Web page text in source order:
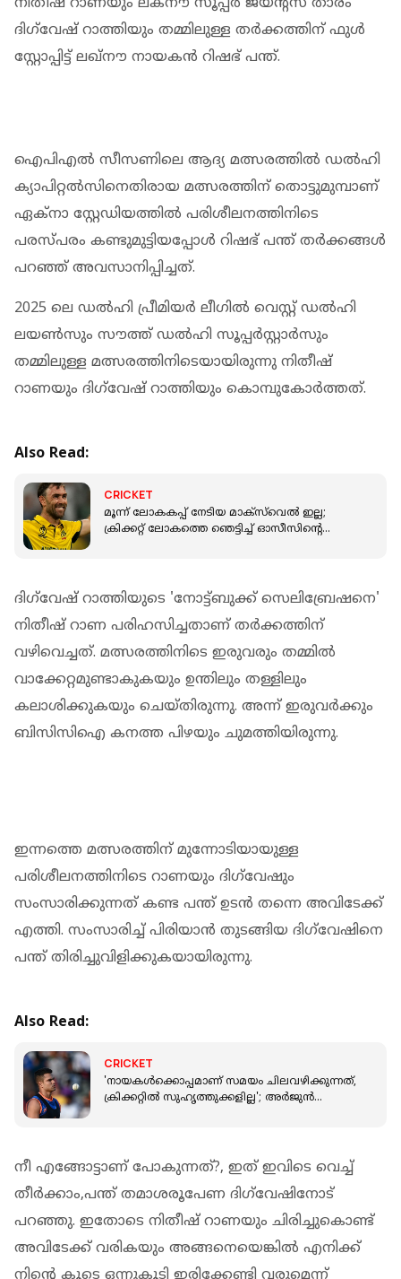
ദിഗ്‌വേഷ് റാത്തിയും തമ്മിലുള്ള തർക്കത്തിന് ഫുള്‍
സ്റ്റോപ്പിട്ട് ലഖ്‌നൗ നായകന്‍ റിഷഭ് പന്ത്.
ഐപിഎൽ സീസണിലെ ആദ്യ മത്സരത്തിൽ ഡൽഹി
ക്യാപിറ്റൽസിനെതിരായ മത്സരത്തിന് തൊട്ടുമുമ്പാണ്
ഏക്നാ സ്റ്റേഡിയത്തിൽ പരിശീലനത്തിനിടെ
പരസ്പരം കണ്ടുമുട്ടിയപ്പോള്‍ റിഷഭ് പന്ത് തര്‍ക്കങ്ങള്‍
പറഞ്ഞ് അവസാനിപ്പിച്ചത്.
2025 ലെ ഡൽഹി പ്രീമിയർ ലീഗിൽ വെസ്റ്റ് ഡൽഹി
ലയൺസും സൗത്ത് ഡൽഹി സൂപ്പർസ്റ്റാർസും
തമ്മിലുള്ള മത്സരത്തിനിടെയായിരുന്നു നിതീഷ്
റാണയും ദിഗ്‌വേഷ് റാത്തിയും കൊമ്പുകോര്‍ത്തത്.
Also Read:
CRICKET
മൂന്ന് ലോകകപ്പ് നേടിയ മാക്‌സ്‌വെൽ ഇല്ല;
ക്രിക്കറ്റ് ലോകത്തെ ഞെട്ടിച്ച് ഓസീസിന്‍റെ
ദിഗ്‌വേഷ് റാത്തിയുടെ 'നോട്ട്ബുക്ക് സെലിബ്രേഷനെ'
നിതീഷ് റാണ പരിഹസിച്ചതാണ് തർക്കത്തിന്
വഴിവെച്ചത്. മത്സരത്തിനിടെ ഇരുവരും തമ്മിൽ
വാക്കേറ്റമുണ്ടാകുകയും ഉന്തിലും തള്ളിലും
കലാശിക്കുകയും ചെയ്തിരുന്നു. അന്ന് ഇരുവർക്കും
ബിസിസിഐ കനത്ത പിഴയും ചുമത്തിയിരുന്നു.
ഇന്നത്തെ മത്സരത്തിന് മുന്നോടിയായുള്ള
പരിശീലനത്തിനിടെ റാണയും ദിഗ്‌വേഷും
സംസാരിക്കുന്നത് കണ്ട പന്ത് ഉടൻ തന്നെ അവിടേക്ക്
എത്തി. സംസാരിച്ച് പിരിയാൻ തുടങ്ങിയ ദിഗ്‌വേഷിനെ
പന്ത് തിരിച്ചുവിളിക്കുകയായിരുന്നു.
Also Read:
CRICKET
'നായകൾക്കൊപ്പമാണ് സമയം ചിലവഴിക്കുന്നത്,
ക്രിക്കറ്റിൽ സുഹൃത്തുക്കളില്ല'; അർജുൻ
നീ എങ്ങോട്ടാണ് പോകുന്നത്?, ഇത് ഇവിടെ വെച്ച്
തീർക്കാം,പന്ത് തമാശരൂപേണ ദിഗ്‌വേഷിനോട്
പറഞ്ഞു. ഇതോടെ നിതീഷ് റാണയും ചിരിച്ചുകൊണ്ട്
അവിടേക്ക് വരികയും അങ്ങനെയെങ്കിൽ എനിക്ക്
നിന്‍റെ കൂടെ ഒന്നുകൂടി ഇരിക്കേണ്ടി വരുമെന്ന്